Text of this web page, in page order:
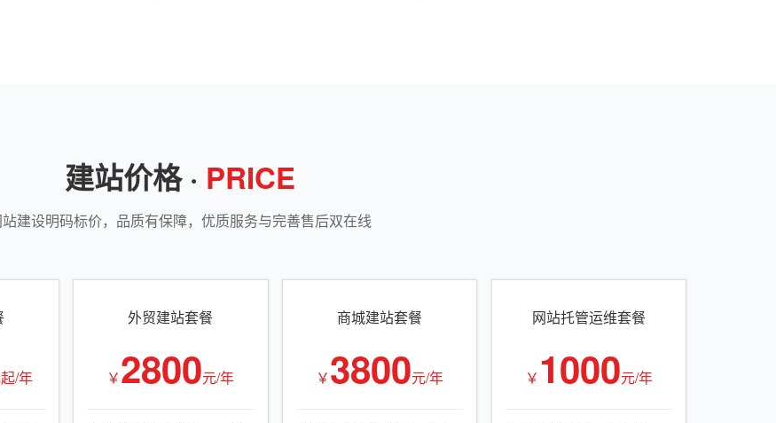
建站价格 · PRICE
建设明码标价，品质有保障，优质服务与完善售后双在线
/年
外贸建站套餐
￥2800元/年
商城建站套餐
￥3800元/年
网站托管运维套餐
￥ 1000元/年